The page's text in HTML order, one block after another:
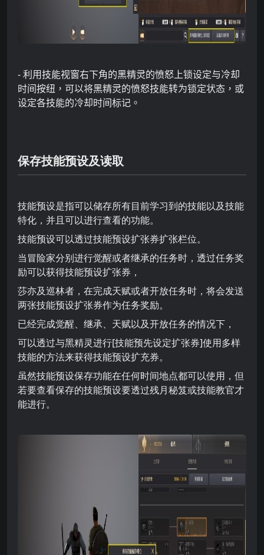
-利用技能视窗右下角的黑精灵的愤怒上锁设定与冷却
时间按纽，可以将黑精灵的愤怒技能转为锁定状态，或
设定各技能的冷却时间标记 。
保存技能预设及读取
技能预设是指可以储存所有目前学习到的技能以及技能
特化，并且可以进行查看的功能。
技能预设可以透过技能预设扩张券扩张栏位。
当冒险家分别进行觉醒或者继承的任务时，透过任务奖
励可以获得技能预设扩张券，
莎亦及巡林者，在完成天赋或者开放任务时，将会发送
两张技能预设扩张券作为任务奖励。
已经完成觉醒、继承、天赋以及开放任务的情况下，
可以透过与黑精灵进行[技能预先设定扩张券]使用多样
技能的方法来获得技能预设扩充券。
虽然技能预设保存功能在任何时间地点都可以使用，但
若要查看保存的技能预设要透过残月秘笈或技能教官才
能进行。